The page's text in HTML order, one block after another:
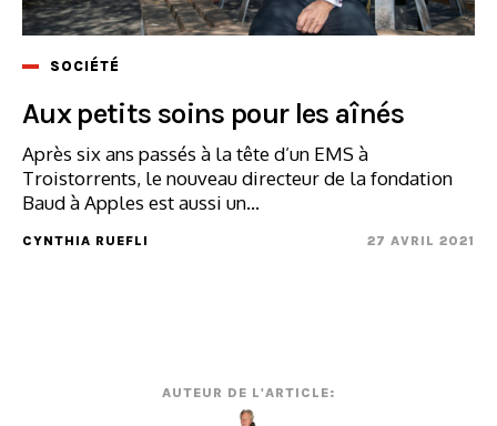
SOCIÉTÉ
Aux petits soins pour les aînés
Après six ans passés à la tête d’un EMS à
Troistorrents, le nouveau directeur de la fondation
Baud à Apples est aussi un...
CYNTHIA RUEFLI 27 AVRIL 2021
AUTEUR DE L'ARTICLE: